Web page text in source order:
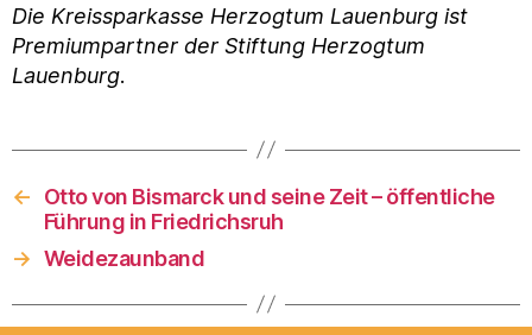
Die Kreissparkasse Herzogtum Lauenburg ist
Premiumpartner der Stiftung Herzogtum
Lauenburg.
←
Otto von Bismarck und seine Zeit – öffentliche
Führung in Friedrichsruh
→ Weidezaunband